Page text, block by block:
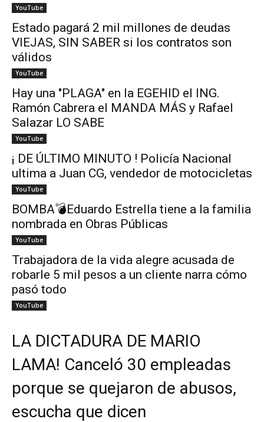
YouTube
Estado pagará 2 mil millones de deudas
VIEJAS, SIN SABER si los contratos son
válidos
YouTube
Hay una "PLAGA" en la EGEHID el ING.
Ramón Cabrera el MANDA MÁS y Rafael
Salazar LO SABE
YouTube
¡ DE ÚLTIMO MINUTO ! Policía Nacional
ultima a Juan CG, vendedor de motocicletas
YouTube
BOMBA💣Eduardo Estrella tiene a la familia
nombrada en Obras Públicas
YouTube
Trabajadora de la vida alegre acusada de
robarle 5 mil pesos a un cliente narra cómo
pasó todo
YouTube
LA DICTADURA DE MARIO
LAMA! Canceló 30 empleadas
porque se quejaron de abusos,
escucha que dicen